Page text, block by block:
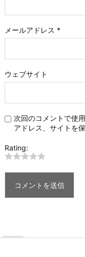
メールアドレス *
ウェブサイト
次回のコメントで使
アドレス、サイトを保
Rating: